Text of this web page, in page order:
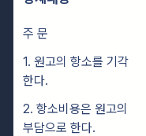
주 문
1. 원고의 항소를 기각
한다.
2. 항소비용은 원고의
부담으로 한다.